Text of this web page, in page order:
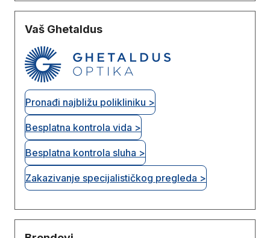
Vaš Ghetaldus
Pronađi najbližu polikliniku >
Besplatna kontrola vida >
Besplatna kontrola sluha >
Zakazivanje specijalističkog pregleda >